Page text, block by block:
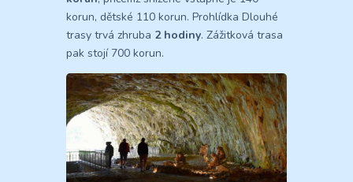
korun, dětské 110 korun. Prohlídka Dlouhé
trasy trvá zhruba 2 hodiny. Zážitková trasa
pak stojí 700 korun.